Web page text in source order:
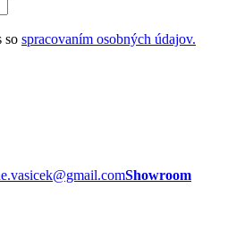
so spracovaním osobných údajov.
Showroom